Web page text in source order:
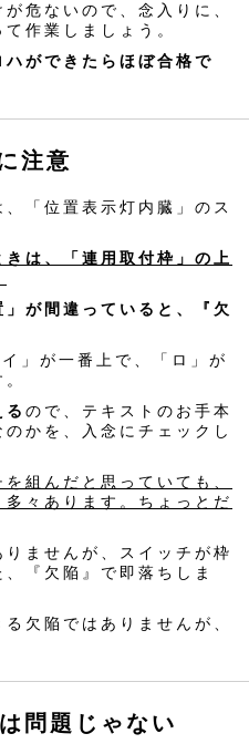
危ないので、念入りに、
作業しましょう。
ができたらほぼ合格で
注意
「位置表示灯内臓」のス
は、「連用取付枠」の上
」が間違っていると、『欠
」が一番上で、「ロ」が
ので、テキストのお手本
かを、入念にチェックし
組んだと思っていても、
々あります。ちょっとだ
ませんが、スイッチが枠
『欠陥』で即落ちしま
欠陥ではありませんが、
問題じゃない